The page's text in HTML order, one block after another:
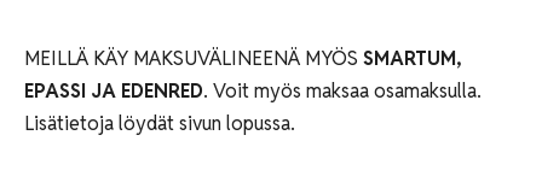
MEILLÄ KÄY MAKSUVÄLINEENÄ MYÖS SMARTUM,
EPASSI JA EDENRED. Voit myös maksaa osamaksulla.
Lisätietoja löydät sivun lopussa.